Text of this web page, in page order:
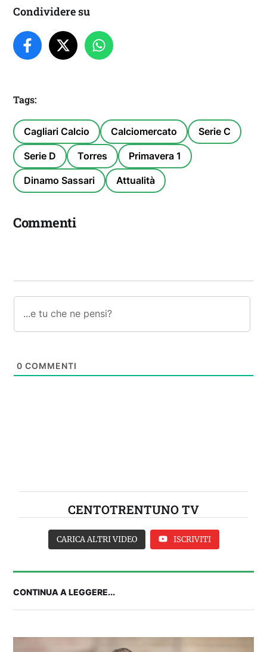
Condividere su
Tags:
Cagliari Calcio Calciomercato Serie C
Serie D Torres Primavera 1
Dinamo Sassari Attualità
Commenti
0 COMMENTI
CENTOTRENTUNO TV
CARICA ALTRI VIDEO ISCRIVITI
CONTINUA A LEGGERE...